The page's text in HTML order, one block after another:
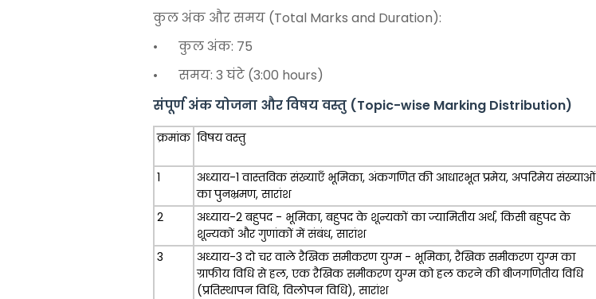
कुल अंक और समय (Total Marks and Duration):
•
कुल अंक: 75
•
समय: 3 घंटे (3:00 hours)
संपूर्ण अंक योजना और विषय वस्तु (Topic-wise Marking Distribution)
क्रमांक विषय वस्तु
1
अध्याय-1 वास्तविक संख्याएँ भूमिका, अंकगणित की आधारभूत प्रमेय, अपरिमेय संख्याओं
का पुनभ्रमण, सारांश
2
अध्याय-2 बहुपद - भूमिका, बहुपद के शून्यकों का ज्यामितीय अर्थ, किसी बहुपद के
शून्यकों और गुणांकों में संबंध, सारांश
3
अध्याय-3 दो चर वाले रैखिक समीकरण युग्म - भूमिका, रैखिक समीकरण युग्म का
ग्राफीय विधि से हल, एक रैखिक समीकरण युग्म को हल करने की बीजगणितीय विधि
(प्रतिस्थापन विधि, विलोपन विधि), सारांश